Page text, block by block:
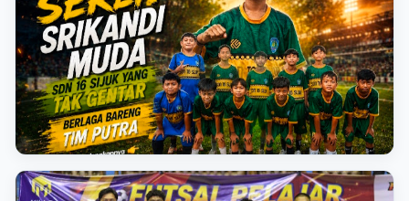
Cetak Hattrick dan 2 Assist, Tiara Jadi Bintang
Kemenangan Fantastis SMA Negeri 2 Tanjungpandan
📅 10 Agustus 2026
BERITA BELITUNG